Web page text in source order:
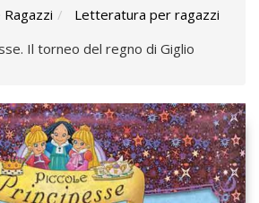
Ragazzi
Letteratura per ragazzi
Il torneo del regno di Giglio